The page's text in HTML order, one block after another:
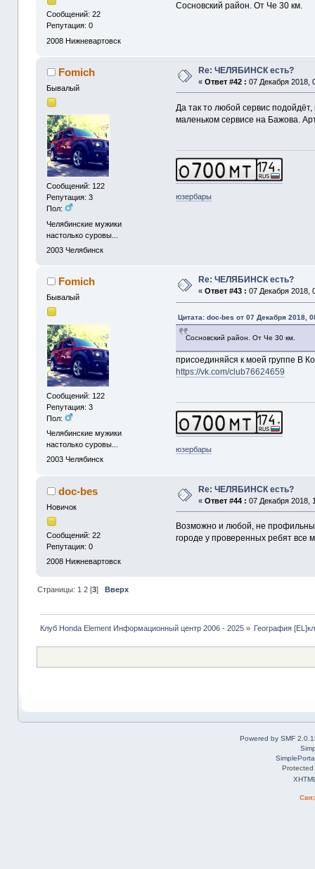
Сообщений: 22
Репутация: 0
2008 Нижневартовск
Сосновский район. От Че 30 км.
Fomich
Бывалый
Сообщений: 122
Репутация: 3
Пол:
Челябинские мужики
настолько суровы...
2003 Челябинск
Re: ЧЕЛЯБИНСК есть?
«Ответ #42 : 07 Декабря 2018,
Да так то любой сервис
маленьком сервисе на Бажова.
юзербары
Fomich
Бывалый
Сообщений: 122
Репутация: 3
Пол:
Челябинские мужики
настолько суровы...
2003 Челябинск
Re: ЧЕЛЯБИНСК есть?
«Ответ #43 : 07 Декабря 2018,
Цитата: doc-bes от 07 Декабря 2018,
Сосновский район. От Че 30 км.
присоединяйся к моей группе В
https://vk.com/club76624659
юзербары
doc-bes
Новичок
Сообщений: 22
Репутация: 0
2008 Нижневартовск
Re: ЧЕЛЯБИНСК есть?
«Ответ #44 : 07 Декабря 2018,
Возможно и любой, не
городе у проверенных ребят
Страницы: 1 2[3] Вверх
Клуб Honda Element Информационный центр 2006 - 2025» География
Powered by SMF